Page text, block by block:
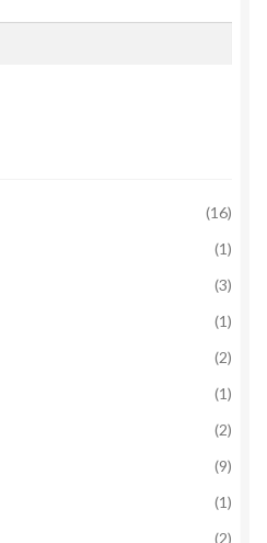
(16)
(1)
(3)
(1)
(2)
(1)
(2)
(9)
(1)
(2)